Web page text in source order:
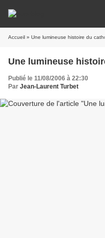
Accueil » Une lumineuse histoire du
Une lumineuse
Publié le 11/08/2006 à 22:30
Par Jean-Laurent Turbet